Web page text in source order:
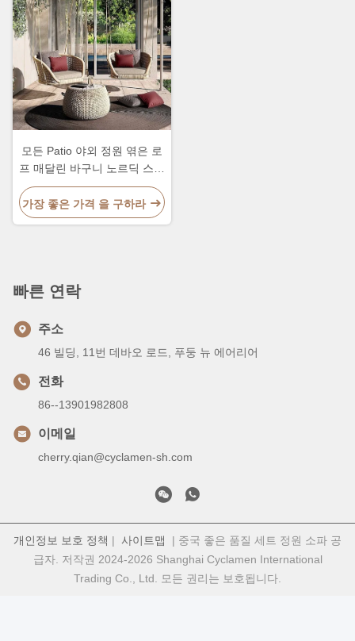
모든 Patio 야외 정원 엮은 로
프 매달린 바구니 노르딕 스타
일 쥐 스윙 의자
가장 좋은 가격 을 구하라
빠른 연락
주소
46 빌딩, 11번 데바오 로드, 푸둥 뉴 에어리어
전화
86--13901982808
이메일
cherry.qian@cyclamen-sh.com
개인정보 보호 정책 | 사이트맵
| 중국 좋은 품질 세트 정원 소파 공
급자. 저작권 2024-2026 Shanghai Cyclamen International
Trading Co., Ltd. 모든 권리는 보호됩니다.